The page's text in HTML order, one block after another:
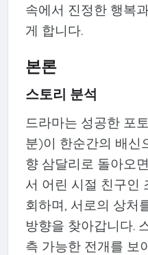
속에서 진정한 행복
게 합니다.
본론
스토리 분석
드라마는 성공한 포
분)이 한순간의 배신
향 삼달리로 돌아오
서 어린 시절 친구인
회하며, 서로의 상처
방향을 찾아갑니다.
측 가능한 전개를 보